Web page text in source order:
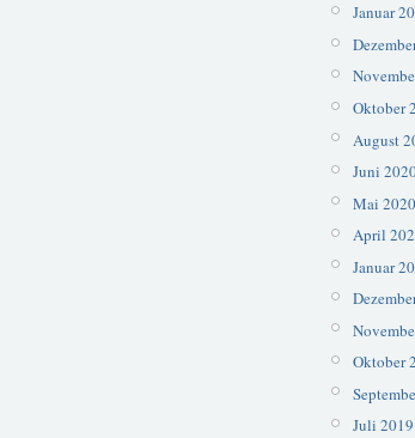
Januar
Oktober
August
Juni
Mai 2020
April
Januar
Oktober
Juli 2019